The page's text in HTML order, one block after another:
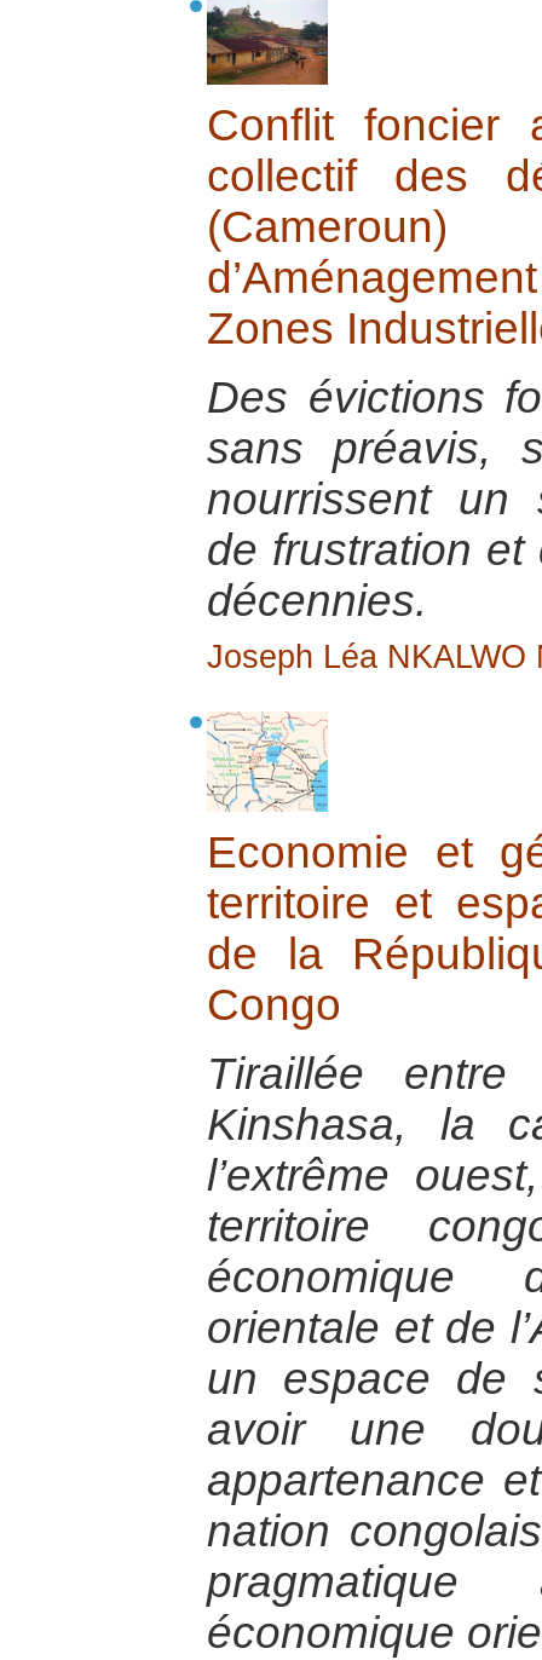
Conflit foncier
collectif des
Zones
Des évictions
sans préavis,
nourrissent un
de frustration et
décennies.
Joseph Léa NKALWO
Economie et
territoire et
de la
Congo
Tiraillée entre
Kinshasa, la
l’extrême
territoire
économique
orientale et de
un espace de
avoir une
appartenance
nation
économique